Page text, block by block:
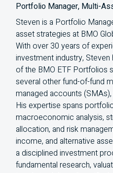
Portfolio Manager, Multi-
Steven is a Portfolio
asset strategies at BMO
With over 30 years of
investment industry,
of the BMO ETF Portfolios
several other fund-of-fund
managed accounts
His expertise spans
macroeconomic analysis,
allocation, and risk
income, and alternative
a disciplined investment
fundamental research,